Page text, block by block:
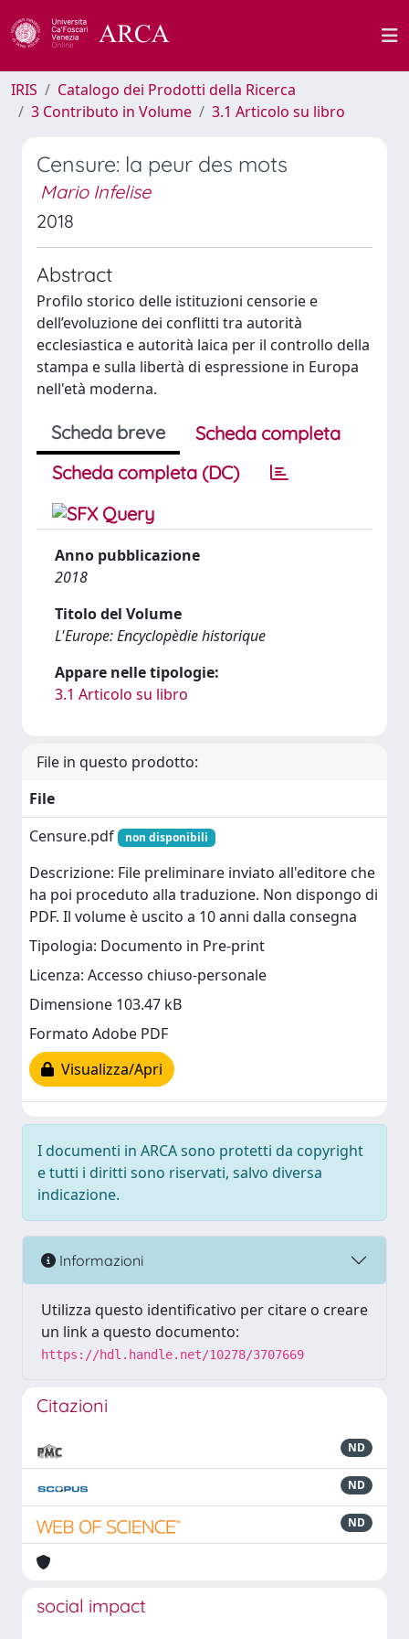
IRIS
Catalogo dei Prodotti della Ricerca
3 Contributo in Volume
3.1 Articolo su libro
Censure: la peur des mots
Mario Infelise
2018
Abstract
Profilo storico delle istituzioni censorie e
dell’evoluzione dei conflitti tra autorità
ecclesiastica e autorità laica per il controllo della
stampa e sulla libertà di espressione in Europa
nell'età moderna.
Scheda breve
Scheda completa
Scheda completa (DC)
Anno pubblicazione
2018
Titolo del Volume
L'Europe: Encyclopèdie historique
Appare nelle tipologie:
3.1 Articolo su libro
File in questo prodotto:
File
Censure.pdf
non disponibili
Descrizione: File preliminare inviato all'editore che
ha poi proceduto alla traduzione. Non dispongo di
PDF. Il volume è uscito a 10 anni dalla consegna
Tipologia: Documento in Pre-print
Licenza: Accesso chiuso-personale
Dimensione 103.47 kB
Formato Adobe PDF
Visualizza/Apri
I documenti in ARCA sono protetti da copyright
e tutti i diritti sono riservati, salvo diversa
indicazione.
Informazioni
Utilizza questo identificativo per citare o creare
un link a questo documento:
https://hdl.handle.net/10278/3707669
Citazioni
ND
ND
ND
social impact